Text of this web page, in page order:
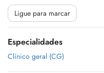
Ligue para marcar
Especialidades
Clínico geral (CG)